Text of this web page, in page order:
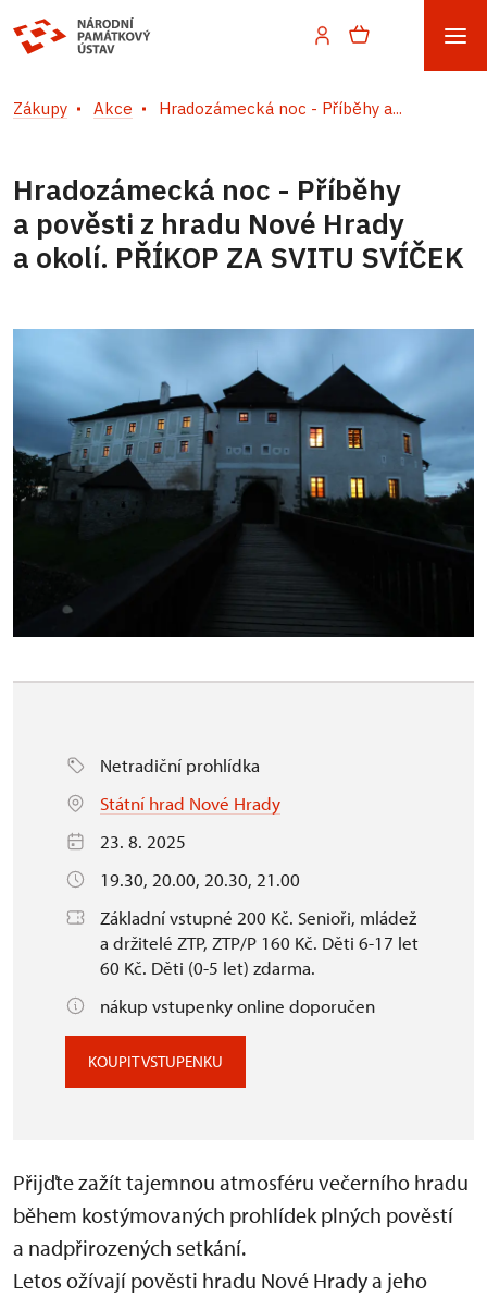
Zákupy Akce Hradozámecká noc - Příběhy a...
Hradozámecká noc - Příběhy
a pověsti z hradu Nové Hrady
a okolí. PŘÍKOP ZA SVITU SVÍČEK
Netradiční prohlídka
Státní hrad Nové Hrady
23. 8. 2025
19.30, 20.00, 20.30, 21.00
Základní vstupné 200 Kč. Senioři, mládež
a držitelé ZTP, ZTP/P 160 Kč. Děti 6-17 let
60 Kč. Děti (0-5 let) zdarma.
nákup vstupenky online doporučen
KOUPIT VSTUPENKU
Přijďte zažít tajemnou atmosféru večerního hradu
během kostýmovaných prohlídek plných pověstí
a nadpřirozených setkání.
Letos ožívají pověsti hradu Nové Hrady a jeho